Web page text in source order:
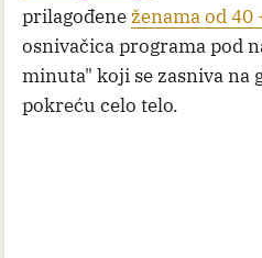
prilagođeneženama od 40
osnivačica programa pod
minuta" koji se zasniva na
pokreću celo telo.